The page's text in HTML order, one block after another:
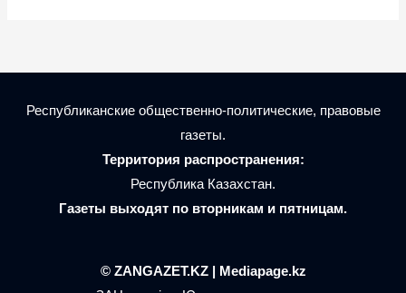
Республиканские общественно-политические, правовые
газеты.
Территория распространения:
Республика Казахстан.
Газеты выходят по вторникам и пятницам.
© ZANGAZET.KZ | Mediapage.kz